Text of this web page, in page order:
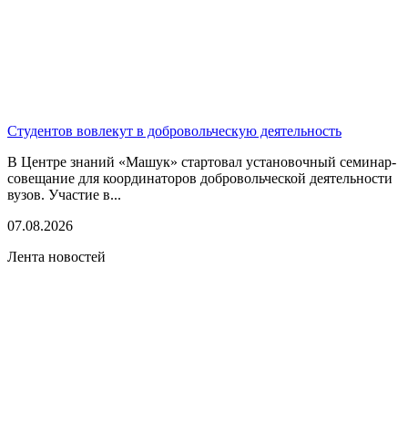
Студентов вовлекут в добровольческую деятельность
В Центре знаний «Машук» стартовал установочный семинар-
совещание для координаторов добровольческой деятельности
вузов. Участие в...
07.08.2026
Лента новостей